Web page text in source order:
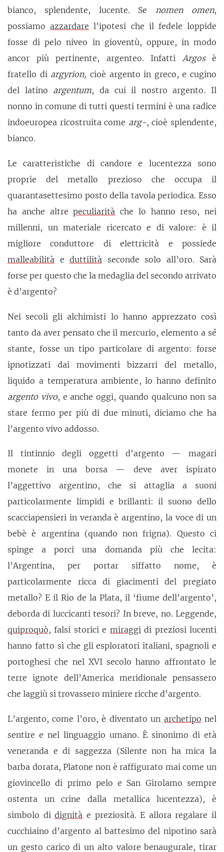
bianco, splendente, lucente. Senomen omen,
possiamoazzardare l’ipotesi che il fedele loppide
fosse di pelo niveo in gioventù, oppure, in modo
ancor più pertinente, argenteo. Infatti Argosè
fratello di argyrion, cioè argento in greco, e cugino
del latino argentum, da cui il nostro argento. Il
nonno in comune di tutti questi termini è una radice
indoeuropea ricostruita come arg-, cioè splendente,
bianco.
Le caratteristiche di candore e lucentezza sono
proprie del metallo prezioso che occupa il
quarantasettesimo posto della tavola periodica. Esso
ha anche altrepeculiarità che lo hanno reso, nei
millenni, un materiale ricercato e di valore: è il
migliore conduttore di elettricità e possiede
malleabilità e duttilità seconde solo all’oro. Sarà
forse per questo che la medaglia del secondo arrivato
è d’argento?
Nei secoli gli alchimisti lo hanno apprezzato così
tanto da aver pensato che il mercurio, elemento a sé
stante, fosse un tipo particolare di argento: forse
ipnotizzati dai movimenti bizzarri del metallo,
liquido a temperatura ambiente, lo hanno definito
argento vivo, e anche oggi, quando qualcuno non sa
stare fermo per più di due minuti, diciamo che ha
l’argento vivo addosso.
Il tintinnio degli oggetti d’argento — magari
monete in una borsa — deve aver ispirato
l’aggettivo argentino, che si attaglia a suoni
particolarmente limpidi e brillanti: il suono dello
scacciapensieri in veranda è argentino, la voce di un
bebè è argentina (quando non frigna). Questo ci
spinge a porci una domanda più che lecita:
l’Argentina, per portar siffatto nome, è
particolarmente ricca di giacimenti del pregiato
metallo? E il Rio de la Plata, il ‘fiume dell’argento’,
deborda di luccicanti tesori? In breve, no. Leggende,
quiproquò, falsi storici e miraggidi preziosi lucenti
hanno fatto sì che gli esploratori italiani, spagnoli e
portoghesi che nel XVI secolo hanno affrontato le
terre ignote dell’America meridionale pensassero
che laggiù si trovassero miniere ricche d’argento.
L’argento, come l’oro, è diventato un archetipo nel
sentire e nel linguaggio umano. È sinonimo di età
veneranda e di saggezza (Silente non ha mica la
barba dorata, Platone non è raffigurato mai come un
giovincello di primo pelo e San Girolamo sempre
ostenta un crine dalla metallica lucentezza), è
simbolo didignità e preziosità. E allora regalare il
cucchiaino d’argento al battesimo del nipotino sarà
un gesto carico di un alto valore benaugurale, tirar